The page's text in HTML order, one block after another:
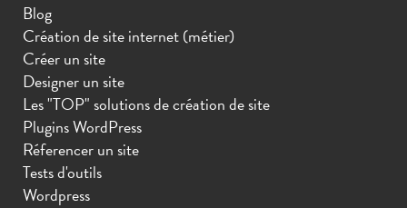
Blog
Création de site internet (métier)
Créer un site
Designer un site
Les "TOP" solutions de création de site
Plugins WordPress
Réferencer un site
Tests d'outils
Wordpress